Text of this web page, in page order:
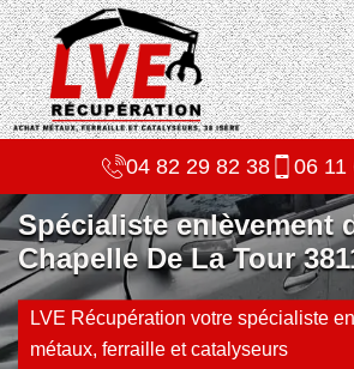
04 82 29 82 38 06 11
Spécialiste enlèvement
Chapelle De La Tour
LVE Récupération votre spécialiste
métaux, ferraille et catalyseurs